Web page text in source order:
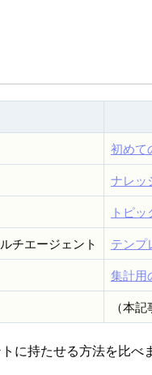
初めて
ナレッ
トピ
チエージェント
テンプ
集計用
（本記
に持たせる方法を比